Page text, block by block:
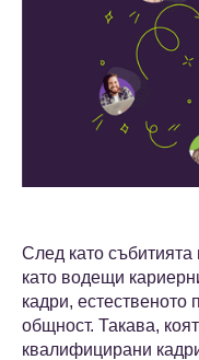
След като
като водещи
кадри,
общност. Такава,
квалифицирани